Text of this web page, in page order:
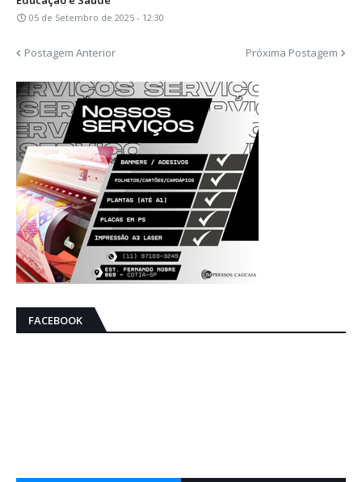
05 de Setembro de 2025 - 12:30
Postagem Anterior Próxima Postagem
FACEBOOK